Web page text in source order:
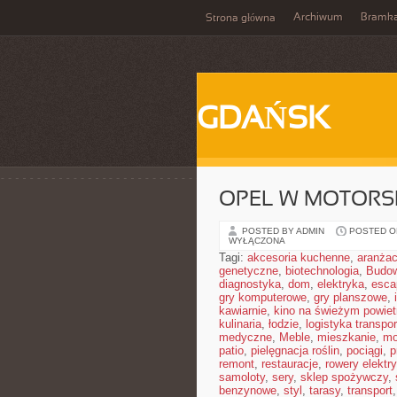
Strona główna Archiwum
GDAŃSK
OPEL W
POSTED BY ADMIN POSTED
WYŁĄCZONA
Tagi: akcesoria kuchenne,
genetyczne, biotechnologia,
diagnostyka, dom, elektryka,
gry komputerowe, gry planszowe,
kawiarnie, kino na świeżym
kulinaria, łodzie, logistyka
medyczne, Meble, mieszkanie,
patio, pielęgnacja roślin, pociągi,
remont, restauracje, rowery
samoloty, sery, sklep spożywczy,
benzynowe, styl , tarasy, transport,